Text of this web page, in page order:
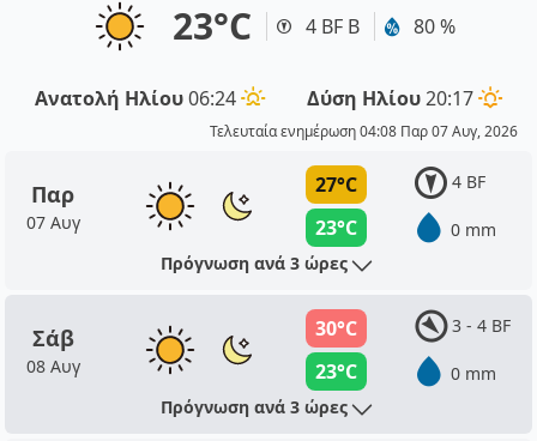
23°C 4 BF Β 80 %
Ανατολή Ηλίου06:24 Δύση Ηλίου20:17
Τελευταία ενημέρωση 04:08 Παρ 07 Αυγ, 2026
Παρ
07 Αυγ
27°C
23°C
4 BF
0 mm
Πρόγνωση ανά 3 ώρες
Σάβ
08 Αυγ
30°C
23°C
3 - 4 BF
0 mm
Πρόγνωση ανά 3 ώρες